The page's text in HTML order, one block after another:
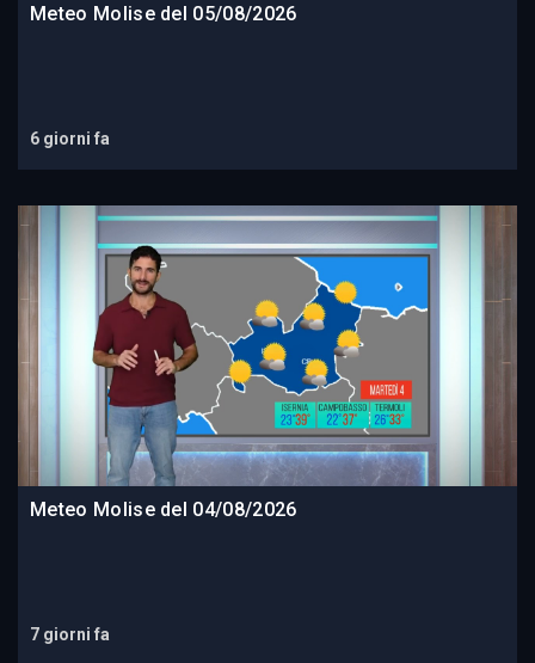
Meteo Molise del 05/08/2026
6 giorni fa
Meteo Molise del 04/08/2026
7 giorni fa